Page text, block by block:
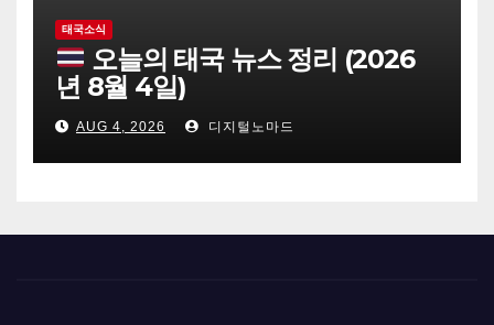
태국소식
오늘의 태국 뉴스 정리 (2026
년 8월 4일)
AUG 4, 2026 디지털노마드